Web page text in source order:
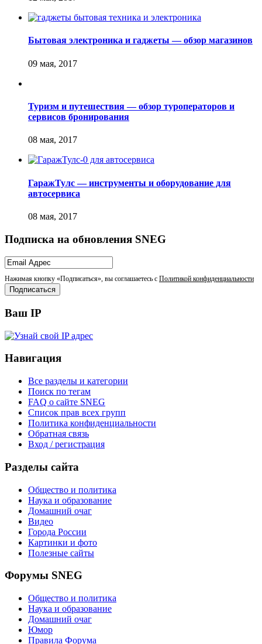
Бытовая электроника и гаджеты — обзор магазинов
Туризм и путешествия — обзор туроператоров и
сервисов бронирования
ГаражТулс — инструменты и оборудование для
автосервиса
Подписка на обновления SNEG
Нажимая кнопку «Подписаться», вы соглашаетесь с Политикой конфиденциальности
Ваш IP
Навигация
Все разделы и категории
Поиск по тегам
FAQ о сайте SNEG
Список прав всех групп
Политика конфиденциальности
Обратная связь
Вход / регистрация
Разделы сайта
Общество и политика
Наука и образование
Домашний очаг
Видео
Города России
Картинки и фото
Полезные сайты
Форумы SNEG
Общество и политика
Наука и образование
Домашний очаг
Юмор
Правила Форума